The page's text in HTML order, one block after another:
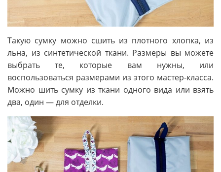
Такую сумку можно сшить из плотного хлопка, из
льна, из синтетической ткани. Размеры вы можете
выбрать те, которые вам нужны, или
воспользоваться размерами из этого мастер-класса.
Можно шить сумку из ткани одного вида или взять
два, один — для отделки.